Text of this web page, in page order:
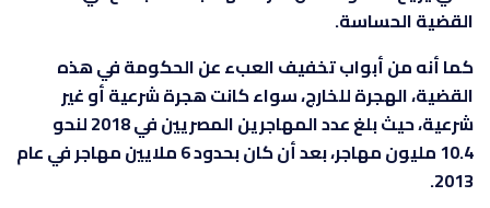
القضية الحساسة.
كما أنه من أبواب تخفيف العبء عن الحكومة في هذه
القضية، الهجرة للخارج، سواء كانت هجرة شرعية أو غير
شرعية، حيث بلغ عدد المهاجرين المصريين في 2018 لنحو
10.4 مليون مهاجر، بعد أن كان بحدود 6 ملايين مهاجر في عام
2013.